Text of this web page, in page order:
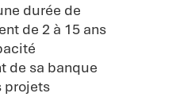
durée de
de 2 à 15 ans
de sa banque
projets